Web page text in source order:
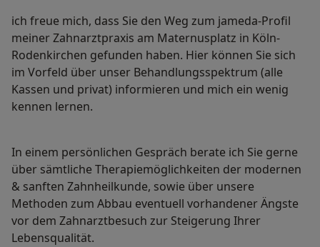
ich freue mich, dass Sie den Weg zum jameda-Profil
meiner Zahnarztpraxis am Maternusplatz in Köln-
Rodenkirchen gefunden haben. Hier können Sie sich
im Vorfeld über unser Behandlungsspektrum (alle
Kassen und privat) informieren und mich ein wenig
kennen lernen.
In einem persönlichen Gespräch berate ich Sie gerne
über sämtliche Therapiemöglichkeiten der modernen
& sanften Zahnheilkunde, sowie über unsere
Methoden zum Abbau eventuell vorhandener Ängste
vor dem Zahnarztbesuch zur Steigerung Ihrer
Lebensqualität.